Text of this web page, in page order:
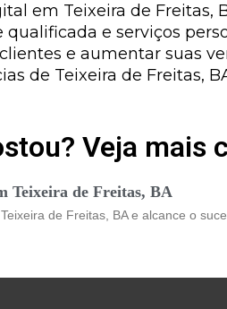
em Teixeira de Freitas,
e serviços
e aumentar suas
de Teixeira de Freitas,
Veja mais
Teixeira de Freitas, BA
de Freitas, BA e alcance o